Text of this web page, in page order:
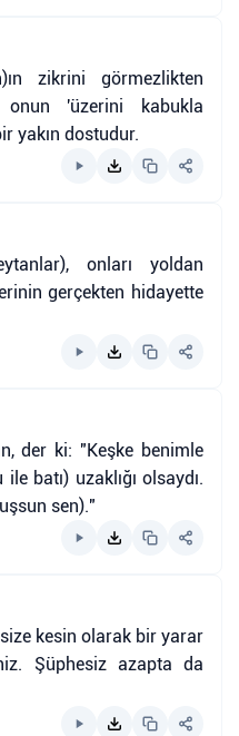
zikrini görmezlikten
'üzerini kabukla
yakın dostudur.
onları yoldan
gerçekten hidayette
der ki: "Keşke benimle
batı) uzaklığı olsaydı.
sen)."
kesin olarak bir yarar
Şüphesiz azapta da